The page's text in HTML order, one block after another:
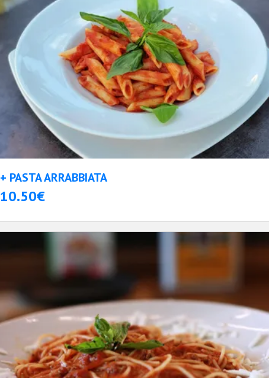
+ PASTA ARRABBIATA
10.50€